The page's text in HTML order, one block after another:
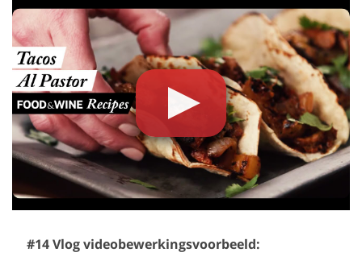
#14 Vlog videobewerkingsvoorbeeld: